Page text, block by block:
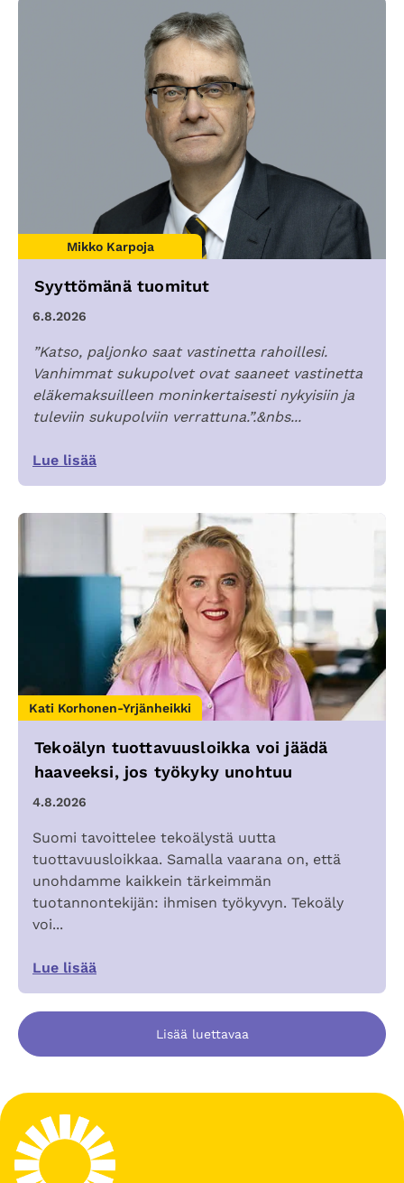
Mikko Karpoja
Syyttömänä tuomitut
6.8.2026
”Katso, paljonko saat vastinetta rahoillesi.
Vanhimmat sukupolvet ovat saaneet vastinetta
eläkemaksuilleen moninkertaisesti nykyisiin ja
tuleviin sukupolviin verrattuna.”.&nbs...
Lue lisää
Kati Korhonen-Yrjänheikki
Tekoälyn tuottavuusloikka voi jäädä
haaveeksi, jos työkyky unohtuu
4.8.2026
Suomi tavoittelee tekoälystä uutta
tuottavuusloikkaa. Samalla vaarana on, että
unohdamme kaikkein tärkeimmän
tuotannontekijän: ihmisen työkyvyn. Tekoäly
voi...
Lue lisää
Lisää luettavaa